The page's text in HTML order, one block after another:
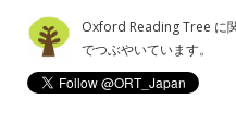
Oxford Reading Tree に
でつぶやいています。